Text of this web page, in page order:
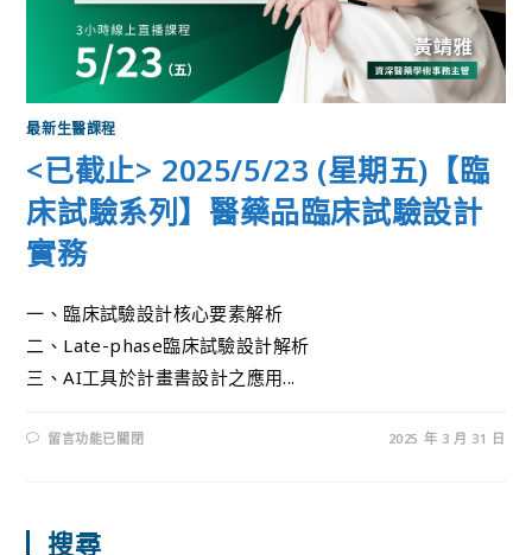
最新生醫課程
<已截止> 2025/5/23 (星期五)【臨
床試驗系列】醫藥品臨床試驗設計
實務
一、臨床試驗設計核心要素解析
二、Late-phase臨床試驗設計解析
三、AI工具於計畫書設計之應用...
留言功能已關閉 2025 年 3 月 31 日
搜尋